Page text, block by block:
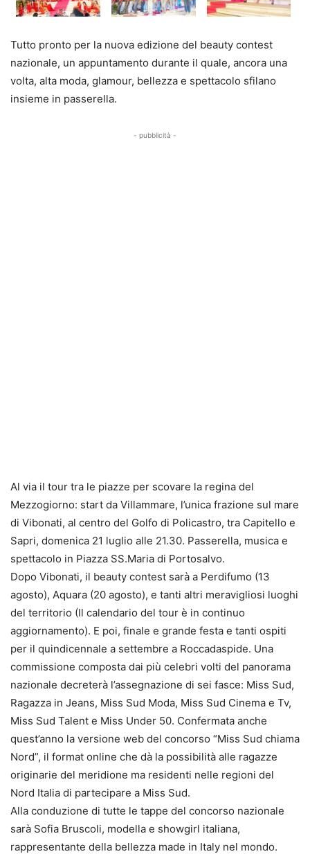
Tutto pronto per la nuova edizione del beauty contest
nazionale, un appuntamento durante il quale, ancora una
volta, alta moda, glamour, bellezza e spettacolo sfilano
insieme in passerella.
- pubblicità -
Al via il tour tra le piazze per scovare la regina del
Mezzogiorno: start da Villammare, l’unica frazione sul mare
di Vibonati, al centro del Golfo di Policastro, tra Capitello e
Sapri, domenica 21 luglio alle 21.30. Passerella, musica e
spettacolo in Piazza SS.Maria di Portosalvo.
Dopo Vibonati, il beauty contest sarà a Perdifumo (13
agosto), Aquara (20 agosto), e tanti altri meravigliosi luoghi
del territorio (Il calendario del tour è in continuo
aggiornamento). E poi, finale e grande festa e tanti ospiti
per il quindicennale a settembre a Roccadaspide. Una
commissione composta dai più celebri volti del panorama
nazionale decreterà l’assegnazione di sei fasce: Miss Sud,
Ragazza in Jeans, Miss Sud Moda, Miss Sud Cinema e Tv,
Miss Sud Talent e Miss Under 50. Confermata anche
quest’anno la versione web del concorso “Miss Sud chiama
Nord”, il format online che dà la possibilità alle ragazze
originarie del meridione ma residenti nelle regioni del
Nord Italia di partecipare a Miss Sud.
Alla conduzione di tutte le tappe del concorso nazionale
sarà Sofia Bruscoli, modella e showgirl italiana,
rappresentante della bellezza made in Italy nel mondo.